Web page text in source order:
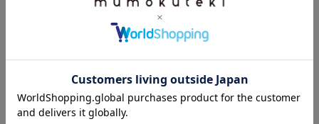
レビューを書いて100ポイント
最近チェックした商品